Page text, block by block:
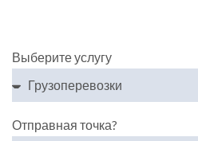
Выберите услугу
Отправная точка?